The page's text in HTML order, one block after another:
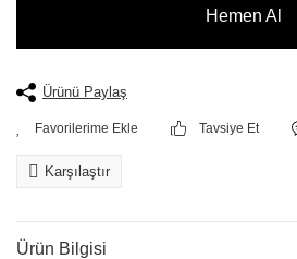
Hemen Al
Ürünü Paylaş
Tavsiye Et
Karşılaştır
Ürün Bilgisi